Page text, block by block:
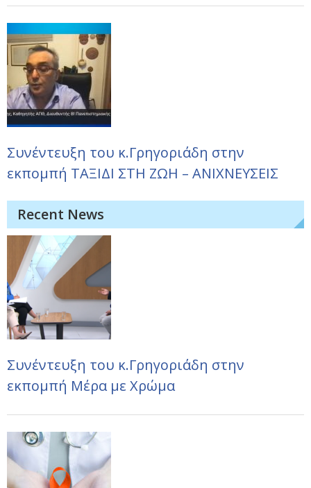
Συνέντευξη του κ.Γρηγοριάδη στην
εκπομπή ΤΑΞΙΔΙ ΣΤΗ ΖΩΗ – ΑΝΙΧΝΕΥΣΕΙΣ
Recent News
Συνέντευξη του κ.Γρηγοριάδη στην
εκπομπή Μέρα με Χρώμα